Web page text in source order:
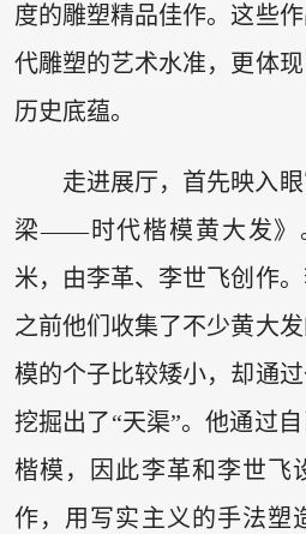
度的雕塑精品佳作。这些
代雕塑的艺术水准，更体
历史底蕴。
走进展厅，首先映入
梁——时代楷模黄大发》
米，由李革、李世飞创作
之前他们收集了不少黄大
模的个子比较矮小，却通
挖掘出了“天渠”。他通过
楷模，因此李革和李世飞
作，用写实主义的手法塑